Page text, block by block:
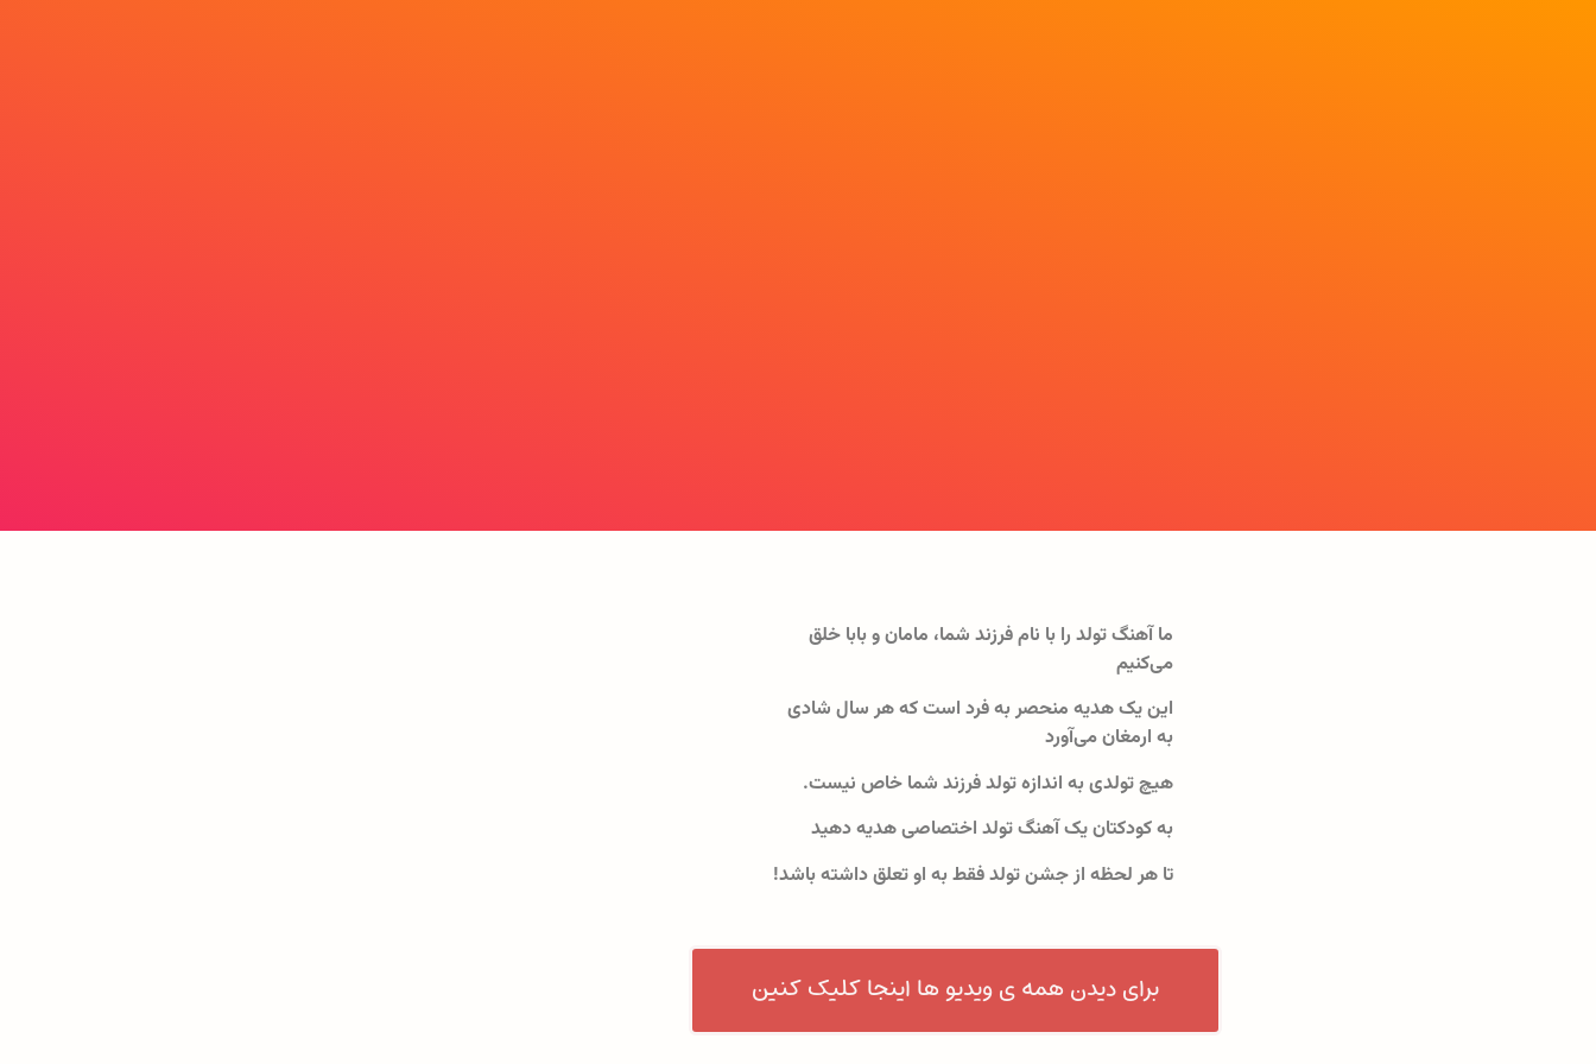
ما آهنگ تولد را با نام فرزند شما، مامان و بابا خلق
می‌کنیم
این یک هدیه منحصر به فرد است که هر سال شادی
به ارمغان می‌آورد
هیچ تولدی به اندازه تولد فرزند شما خاص نیست.
به کودکتان یک آهنگ تولد اختصاصی هدیه دهید
تا هر لحظه از جشن تولد فقط به او تعلق داشته باشد!
برای دیدن همه ی ویدیو ها اینجا کلیک کنین